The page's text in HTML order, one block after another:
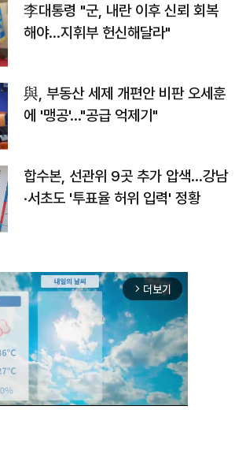
李대통령 "군, 내란 이후 신뢰 회복
해야…지휘부 헌신해달라"
與, 부동산 세제 개편안 비판 오세훈
에 '맹공'…"공급 억제기"
합수본, 선관위 9곳 추가 압색…강남
·서초도 '투표율 허위 입력' 정황
arrow_forward_ios 더보기